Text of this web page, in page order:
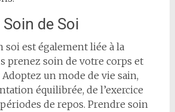
de Soi
soi est également liée à la
prenez soin de votre corps et
un mode de vie sain,
équilibrée, de l’exercice
de repos. Prendre soin